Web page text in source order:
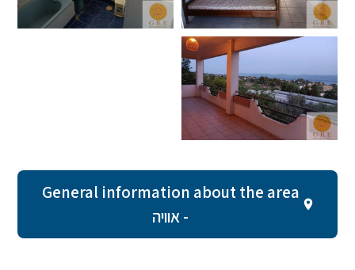
General information about the area
- אוויה